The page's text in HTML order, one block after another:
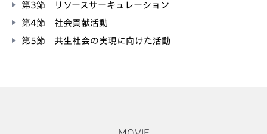
第3節 リソースサーキュレーション
第4節 社会貢献活動
第5節 共生社会の実現に向けた活動